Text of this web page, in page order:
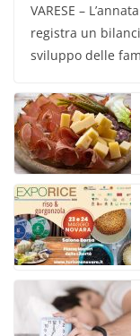
VARESE –
registra un
sviluppo delle